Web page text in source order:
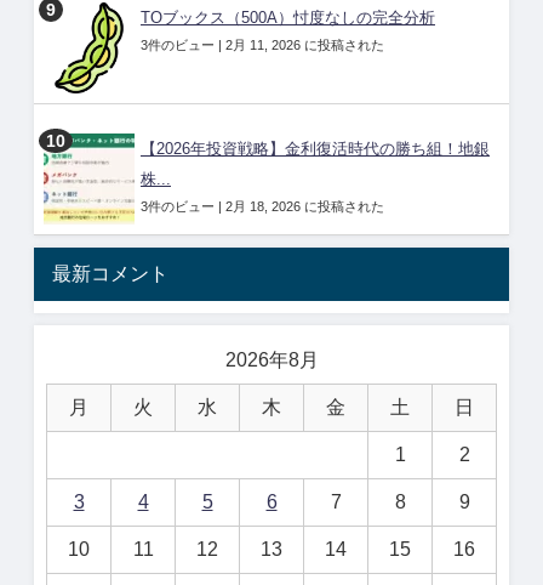
TOブックス（500A）忖度なしの完全分析
3件のビュー | 2月 11, 2026 に投稿された
【2026年投資戦略】金利復活時代の勝ち組！地銀
株...
3件のビュー | 2月 18, 2026 に投稿された
最新コメント
2026年8月
月 火 水 木 金 土 日
1 2
3 4 5 6 7 8 9
10 11 12 13 14 15 16